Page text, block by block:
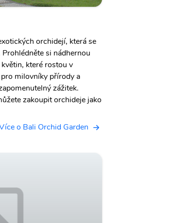
orchidejí, která se
si nádhernou
které rostou v
milovníky přírody a
zážitek.
zakoupit orchideje jako
o Bali Orchid Garden